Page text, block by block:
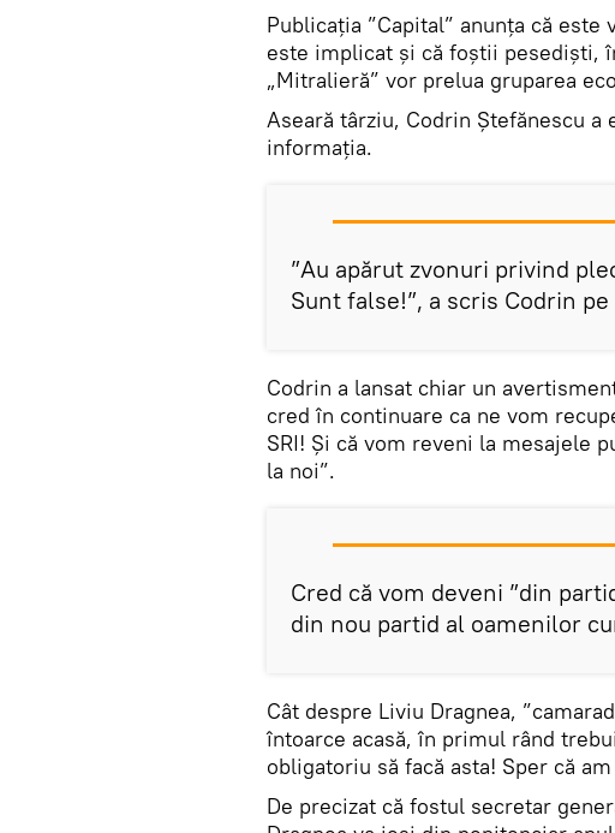
Publicația ”Capital” anunța că este
este implicat și că foștii pesediști,
„Mitralieră” vor prelua gruparea
Aseară târziu, Codrin Ștefănescu a
informația.
”Au apărut zvonuri privind
Sunt false!”, a scris Codrin pe
Codrin a lansat chiar un
cred în continuare ca ne vom
SRI! Și că vom reveni la mesajele
la noi”.
Cred că vom deveni ”din
din nou partid al oamenilor
Cât despre Liviu Dragnea,
întoarce acasă, în primul rând
obligatoriu să facă asta! Sper că
De precizat că fostul secretar